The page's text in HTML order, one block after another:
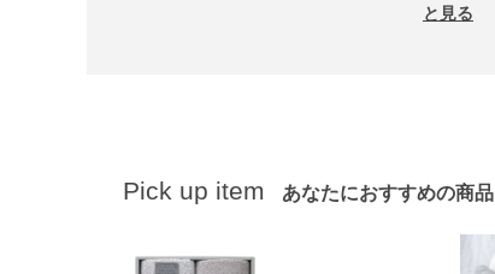
と見る
Pick up item あなたにおすすめの商品